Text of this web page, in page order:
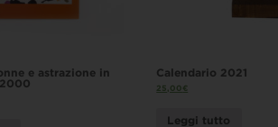
e astrazione in
Calendario 2021
25,00€
Leggi tutto